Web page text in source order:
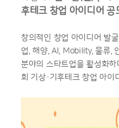
후테크 창업 아이디어 공
창의적인 창업 아이디어 발
업, 해양, AI, Mobility, 물류,
분야의 스타트업을 활성화하
회 기상·기후테크 창업 아이